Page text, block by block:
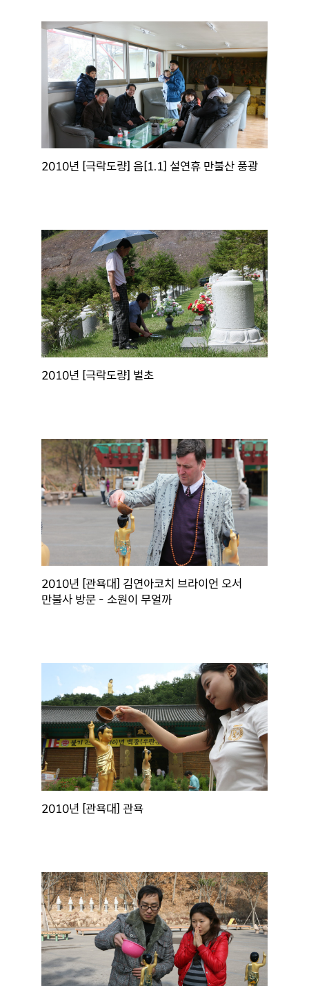
2010년 [극락도량] 음[1.1] 설연휴 만불산 풍광
2010년 [극락도량] 벌초
2010년 [관욕대] 김연아코치 브라이언 오서
만불사 방문 - 소원이 무얼까
2010년 [관욕대] 관욕